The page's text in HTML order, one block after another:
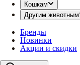
Кошкам
Другим животным
Бренды
Новинки
Акции и скидки